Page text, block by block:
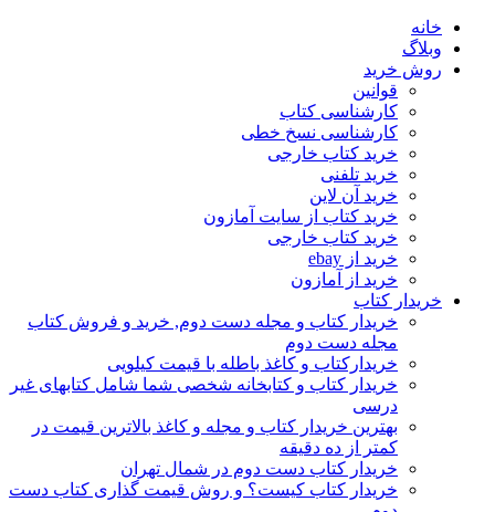
خانه
وبلاگ
روش خرید
قوانین
کارشناسی کتاب
کارشناسی نسخ خطی
خرید کتاب خارجی
خرید تلفنی
خرید آن لاین
خرید کتاب از سایت آمازون
خرید کتاب خارجی
خرید از ebay
خرید از آمازون
خریدار کتاب
خریدار کتاب و مجله دست دوم, خرید و فروش کتاب
مجله دست دوم
خریدارکتاب و کاغذ باطله با قیمت کیلویی
خریدار کتاب و کتابخانه شخصی شما شامل کتابهای غیر
درسی
بهترین خریدار کتاب و مجله و کاغذ بالاترین قیمت در
کمتر از ده دقیقه
خریدار کتاب دست دوم در شمال تهران
خریدار کتاب کیست؟ و روش قیمت گذاری کتاب دست